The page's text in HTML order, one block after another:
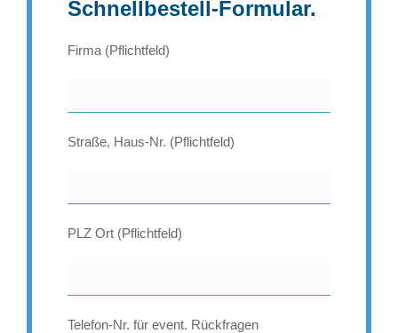
Schnellbestell-Formular.
Firma (Pflichtfeld)
Straße, Haus-Nr. (Pflichtfeld)
PLZ Ort (Pflichtfeld)
Telefon-Nr. für event. Rückfragen